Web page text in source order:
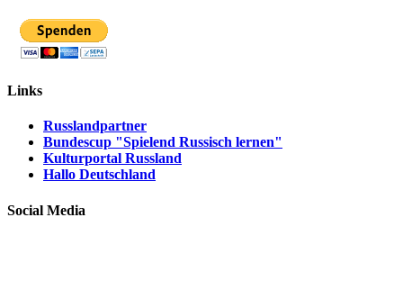
Links
Russlandpartner
Bundescup "Spielend Russisch lernen"
Kulturportal Russland
Hallo Deutschland
Social Media